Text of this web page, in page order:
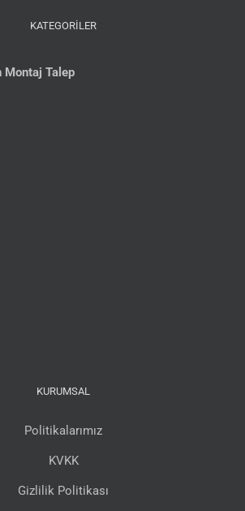
KATEGORİLER
Montaj Talep
KURUMSAL
Politikalarımız
KVKK
Gizlilik Politikası